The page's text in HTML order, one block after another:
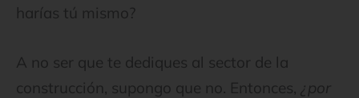
harías tú mismo?
A no ser que te dediques al sector de la
construcción, supongo que no. Entonces, ¿por